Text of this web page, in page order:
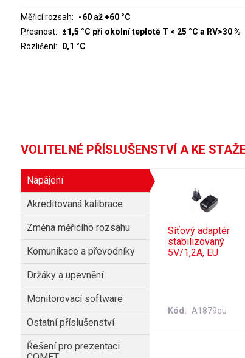
Měřicí rozsah
-60 až +60 °C
Přesnost
±1,5 °C při okolní teplotě T < 25 °C a RV>30 %
Rozlišení
0,1 °C
VOLITELNÉ PŘÍSLUŠENSTVÍ A KE
Napájení
Akreditovaná kalibrace
Změna měřicího rozsahu
Komunikace a převodníky
Držáky a upevnění
Monitorovací software
Ostatní příslušenství
Řešení pro prezentaci
Síťový adaptér
stabilizovaný
5V/1,2A, EU
Kód A1879eu